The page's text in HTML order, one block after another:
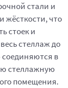
стали и
жёсткости, что
стоек и
стеллаж до
соединяются в
стеллажную
помещения.